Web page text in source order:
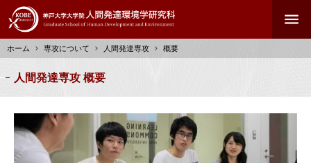
ン
コ
ン
menu
パ
ン
ホーム 専攻について 人間発達専攻 概要
人間発達専攻 概要